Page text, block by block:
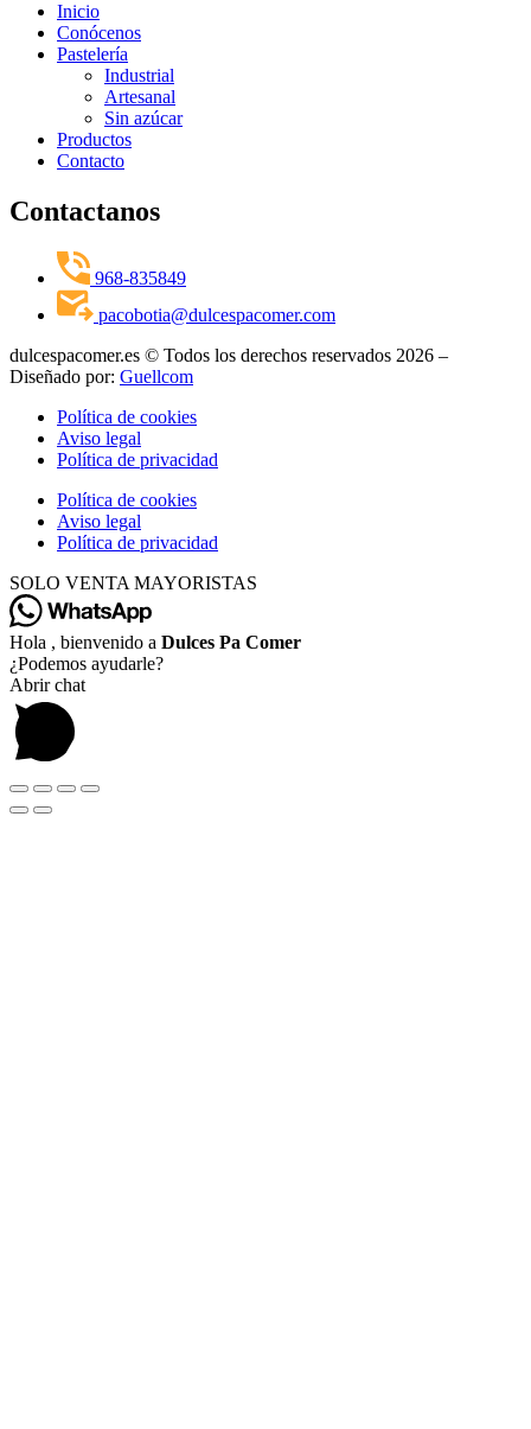
Inicio
Conócenos
Pastelería
Industrial
Artesanal
Sin azúcar
Productos
Contacto
Contactanos
968-835849
pacobotia@dulcespacomer.com
dulcespacomer.es © Todos los derechos reservados 2026 –
Diseñado por: Guellcom
Política de cookies
Aviso legal
Política de privacidad
Política de cookies
Aviso legal
Política de privacidad
SOLO VENTA MAYORISTAS
Hola , bienvenido a Dulces Pa Comer
¿Podemos ayudarle?
Abrir chat